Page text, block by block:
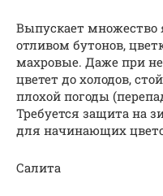
Выпускает
отливом бутонов,
махровые. Даже при
цветет до холодов,
плохой погоды
Требуется защита на
для начинающих
Салита